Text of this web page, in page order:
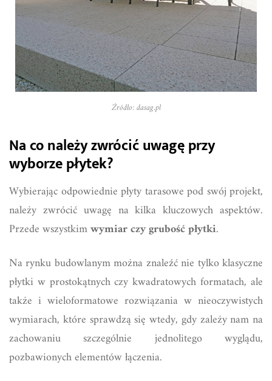
Źródło: dasag.pl
Na co należy zwrócić uwagę przy
wyborze płytek?
Wybierając odpowiednie płyty tarasowe pod swój projekt,
należy zwrócić uwagę na kilka kluczowych aspektów.
Przede wszystkimwymiar czy grubość płytki.
Na rynku budowlanym można znaleźć nie tylko klasyczne
płytki w prostokątnych czy kwadratowych formatach, ale
także i wieloformatowe rozwiązania w nieoczywistych
wymiarach, które sprawdzą się wtedy, gdy zależy nam na
zachowaniu szczególnie jednolitego wyglądu,
pozbawionych elementów łączenia.